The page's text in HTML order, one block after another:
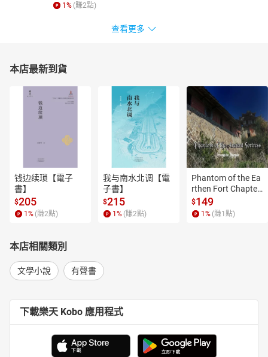
1 % (賺2點)
查看更多
本店最新到貨
钱边续琐【電子
書】
$205
1 % (賺2點)
我与南水北调【電
子書】
$215
1 % (賺2點)
Phantom of the Ea
rthen Fort Chapter
4【有聲書】
$149
1 % (賺1 點)
本店相關類別
文學小說 有聲書
下載樂天 Kobo 應用程式